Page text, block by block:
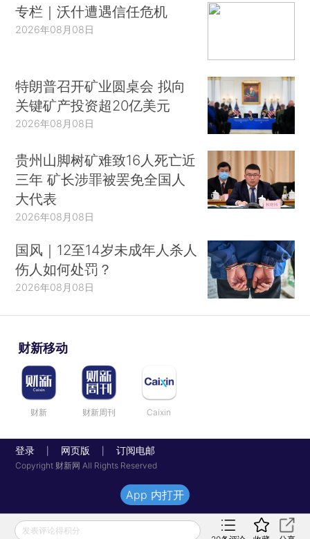
专栏｜沃什遭遇信任危机
2026年08月08日
特朗普召开矿业圆桌会 拟向
关键矿产投资超20亿美元
2026年08月08日
贵州山脚树矿难致16人死亡近
三年 矿长涉罪被罢免全国人
大代表
2026年08月08日
国风｜12至14岁未成年人杀人
伤人如何处罚？
2026年08月08日
财新移动
财新 财新周刊 Caixin
登录 网页版 订阅电邮
Copyright 财新网 All Rights Reserved
发表评论得积分
App 内打开